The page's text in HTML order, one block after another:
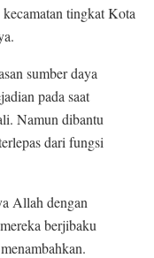
tingkat Kota
sumber daya
pada saat
Namun dibantu
dari fungsi
Allah dengan
berjibaku